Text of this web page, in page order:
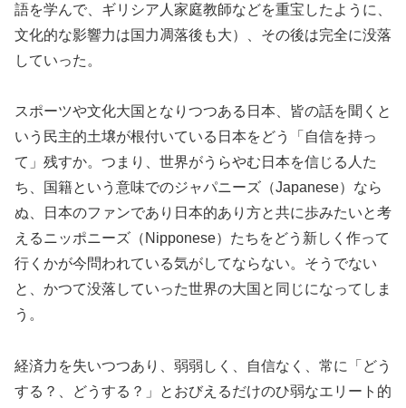
語を学んで、ギリシア人家庭教師などを重宝したように、
文化的な影響力は国力凋落後も大）、その後は完全に没落
していった。
スポーツや文化大国となりつつある日本、皆の話を聞くと
いう民主的土壌が根付いている日本をどう「自信を持っ
て」残すか。つまり、世界がうらやむ日本を信じる人た
ち、国籍という意味でのジャパニーズ（Japanese）なら
ぬ、日本のファンであり日本的あり方と共に歩みたいと考
えるニッポニーズ（Nipponese）たちをどう新しく作って
行くかが今問われている気がしてならない。そうでない
と、かつて没落していった世界の大国と同じになってしま
う。
経済力を失いつつあり、弱弱しく、自信なく、常に「どう
する？、どうする？」とおびえるだけのひ弱なエリート的